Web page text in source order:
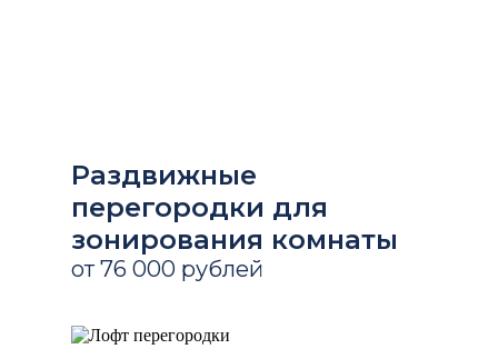
Раздвижные
перегородки для
зонирования комнаты
от 76 000 рублей